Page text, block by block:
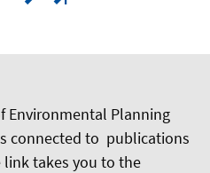
Environmental Planning
connected to publications
link takes you to the